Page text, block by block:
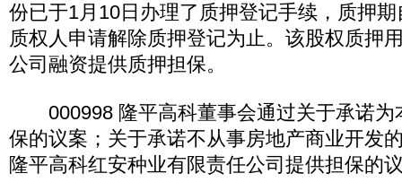
份已于1月10日办理了质押登记手续，质押
质权人申请解除质押登记为止。该股权质押
公司融资提供质押担保。
000998 隆平高科董事会通过关于承诺为
保的议案；关于承诺不从事房地产商业开发
隆平高科红安种业有限责任公司提供担保的